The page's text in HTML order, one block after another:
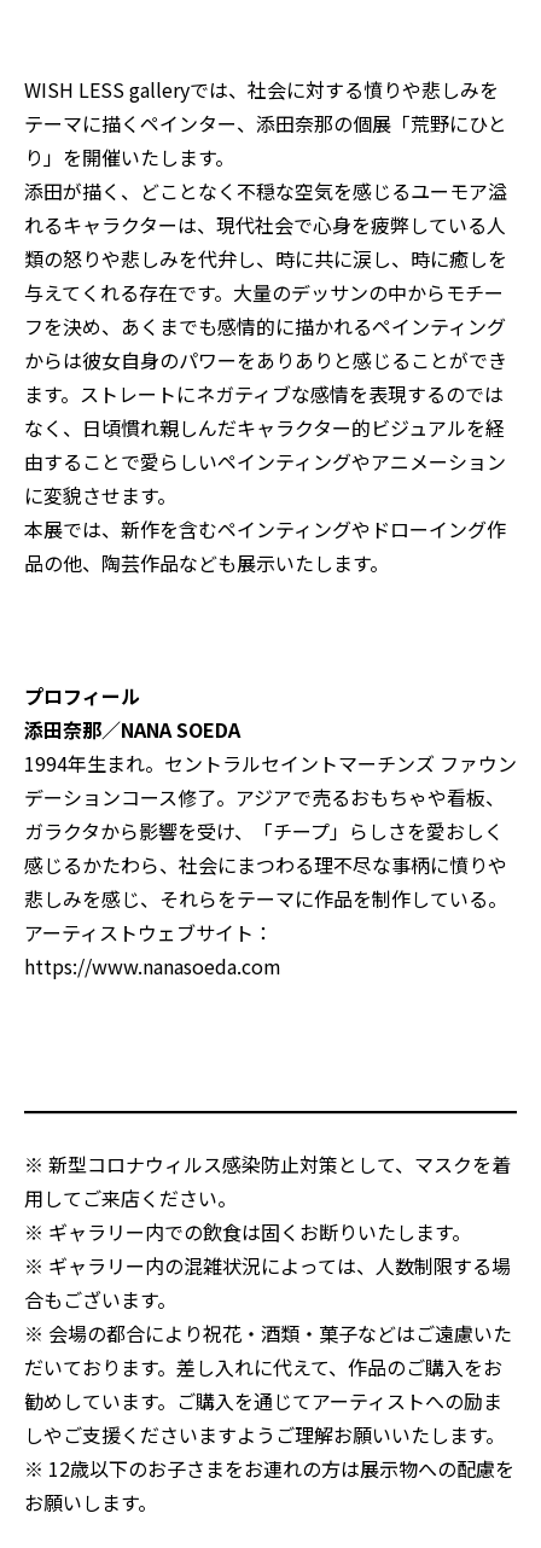
WISH LESS galleryでは、社会に対する憤りや悲しみを
テーマに描くペインター、添田奈那の個展「荒野にひと
り」を開催いたします。
添田が描く、どことなく不穏な空気を感じるユーモア溢
れるキャラクターは、現代社会で心身を疲弊している人
類の怒りや悲しみを代弁し、時に共に涙し、時に癒しを
与えてくれる存在です。大量のデッサンの中からモチー
フを決め、あくまでも感情的に描かれるペインティング
からは彼女自身のパワーをありありと感じることができ
ます。ストレートにネガティブな感情を表現するのでは
なく、日頃慣れ親しんだキャラクター的ビジュアルを経
由することで愛らしいペインティングやアニメーション
に変貌させます。
本展では、新作を含むペインティングやドローイング作
品の他、陶芸作品なども展示いたします。
プロフィール
添田奈那／NANA SOEDA
1994年生まれ。セントラルセイントマーチンズ ファウン
デーションコース修了。アジアで売るおもちゃや看板、
ガラクタから影響を受け、「チープ」らしさを愛おしく
感じるかたわら、社会にまつわる理不尽な事柄に憤りや
悲しみを感じ、それらをテーマに作品を制作している。
アーティストウェブサイト：
https://www.nanasoeda.com
※ 新型コロナウィルス感染防止対策として、マスクを着
用してご来店ください。
※ ギャラリー内での飲食は固くお断りいたします。
※ ギャラリー内の混雑状況によっては、人数制限する場
合もございます。
※ 会場の都合により祝花・酒類・菓子などはご遠慮いた
だいております。差し入れに代えて、作品のご購入をお
勧めしています。ご購入を通じてアーティストへの励ま
しやご支援くださいますようご理解お願いいたします。
※ 12歳以下のお子さまをお連れの方は展示物への配慮を
お願いします。